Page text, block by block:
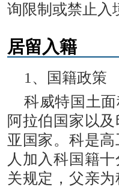
询限制或禁止入
居留入籍
1、国籍政策
科威特国土
阿拉伯国家以
亚国家。科是
人加入科国籍
关规定，父亲